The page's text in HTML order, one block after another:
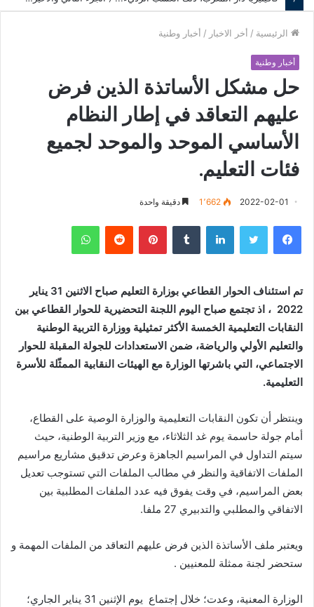
الرئيسية / أخر الاخبار / أخبار وطنية
أخبار وطنية
حل مشكل الأساتذة الذين فرض
عليهم التعاقد في إطار النظام
الأساسي الموحد والموحد لجميع
فئات التعليم.
2022-02-01 1٬662 دقيقة واحدة
فيسبوك لينكدإن بينتيريست
تم استئناف الحوار القطاعي بوزارة التعليم صباح الاثنين 31 يناير
2022 ، اذ تجتمع صباح اليوم اللجنة التحضيرية للحوار القطاعي بين
النقابات التعليمية الخمسة الأكثر تمثيلية ووزارة التربية الوطنية
والتعليم الأولي والرياضة، ضمن الاستعدادات للجولة المقبلة للحوار
الاجتماعي، التي باشرتها الوزارة مع الهيئات النقابية الممثّلة للأسرة
التعليمية.
وينتظر أن تكون النقابات التعليمية والوزارة الوصية على القطاع،
أمام جولة حاسمة يوم غد الثلاثاء، مع وزير التربية الوطنية، حيث
سيتم التداول في المراسيم الجاهزة وعرض تدقيق مشاريع مراسيم
الملفات الاتفاقية والنظر في مطالب الملفات التي تستوجب تعديل
بعض المراسيم، في وقت يفوق فيه عدد الملفات المطلبية بين
الاتفاقي والمطلبي والتدبيري 27 ملفا.
ويعتبر ملف الأساتذة الذين فرض عليهم التعاقد من الملفات المهمة و
ستحضر لجنة ممثلة للمعنيين .
الوزارة المعنية، وعدت؛ خلال إجتماع يوم الإثنين 31 يناير الجاري؛